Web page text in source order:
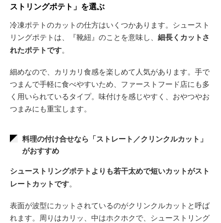
ストリングポテト」を選ぶ
冷凍ポテトのカットの仕方はいくつかあります。シュースト
リングポテトは、『靴紐』のことを意味し、 細長くカットさ
れたポテトです。
細めなので、カリカリ食感を楽しめて人気があります。手で
つまんで手軽に食べやすいため、ファーストフード店にも多
く用いられているタイプ。味付けを感じやすく、おやつやお
つまみにも重宝します。
料理の付け合せなら「ストレート／クリンクルカット」
がおすすめ
シューストリングポテトよりも若干太めで短いカットがスト
レートカットです。
表面が波型にカットされているのがクリンクルカットと呼ば
れます。周りはカリッ、中はホクホクで、シューストリング